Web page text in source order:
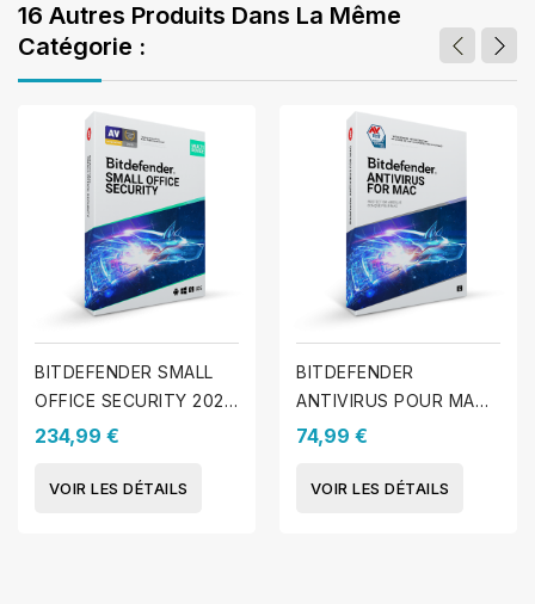
16 Autres Produits Dans La Même
Catégorie :
BITDEFENDER SMALL
OFFICE SECURITY 2025
- 20 appareils. - 1 An
234,99 €
VOIR LES DÉTAILS
BITDEFENDER
ANTIVIRUS POUR MAC
2025 - 3 MAC - 1 An
74,99 €
VOIR LES DÉTAILS